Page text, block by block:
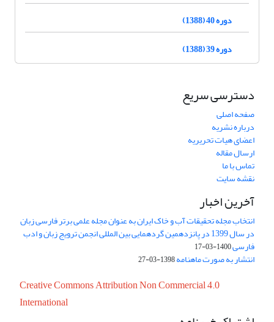
دوره 40 (1388)
دوره 39 (1388)
دسترسی سریع
صفحه اصلی
درباره نشریه
اعضای هیات تحریریه
ارسال مقاله
تماس با ما
نقشه سایت
آخرین اخبار
انتخاب مجله تحقیقات آب و خاک ایران به عنوان مجله علمی برتر فارسی زبان
در سال 1399 در پانزدهمین گردهمایی بین المللی انجمن ترویج زبان و ادب
فارسی1400-03-17
انتشار به صورت ماهنامه1398-03-27
Creative Commons Attribution Non Commercial 4.0
International